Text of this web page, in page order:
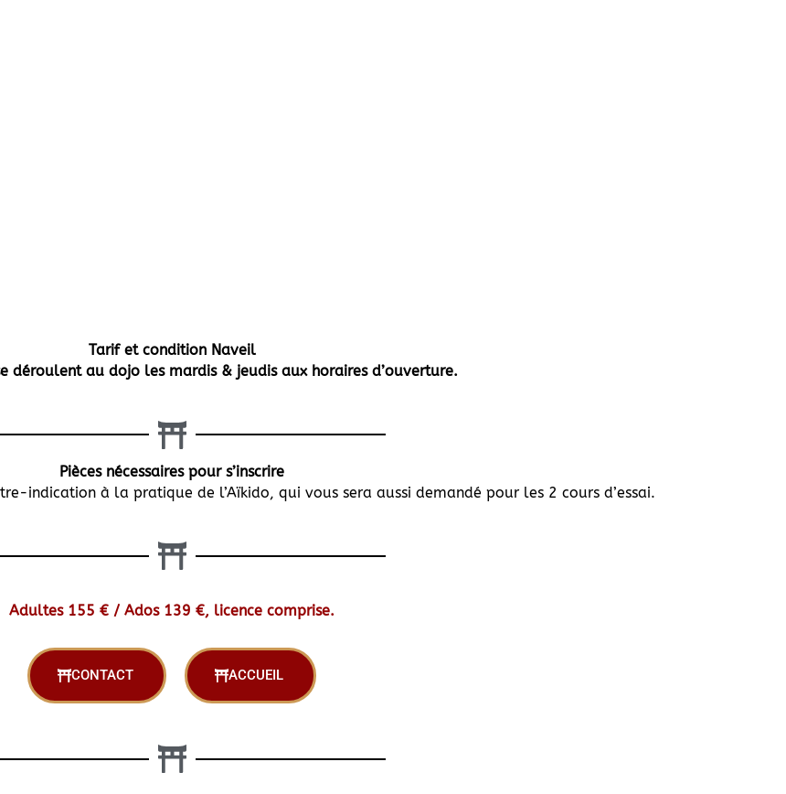
Tarif et condition Naveil
déroulent au dojo les mardis & jeudis aux horaires d’ouverture.
Pièces nécessaires pour s’inscrire
indication à la pratique de l’Aïkido, qui vous sera aussi demandé pour les 2 cours d’essai.
Adultes 155 € / Ados 139 €, licence comprise.
CONTACT ACCUEIL